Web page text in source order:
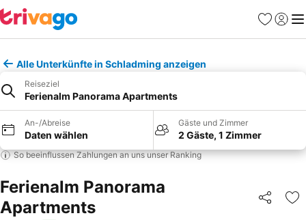
Favoriten
Alle Unterkünfte in Schladming anzeigen
Reiseziel
Ferienalm Panorama Apartments
An-/Abreise
Daten wählen
Gäste und Zimmer
2 Gäste, 1 Zimmer
So beeinflussen Zahlungen an uns unser Ranking
Ferienalm Panorama
Apartments
Teilen